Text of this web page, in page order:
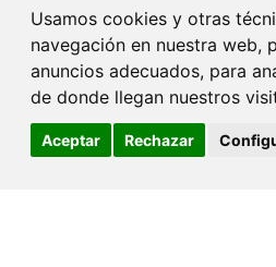
Usamos cookies y otras
navegación en nuestra web,
anuncios adecuados, para
de donde llegan nuestros
Aceptar Rechazar